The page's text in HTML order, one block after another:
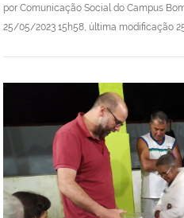
por Comunicação Social do Campus
25/05/2023 15h58, última modificação